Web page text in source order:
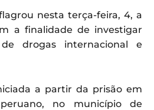
nesta terça-feira, 4, a
a finalidade de investigar
drogas internacional e
a partir da prisão em
no município de